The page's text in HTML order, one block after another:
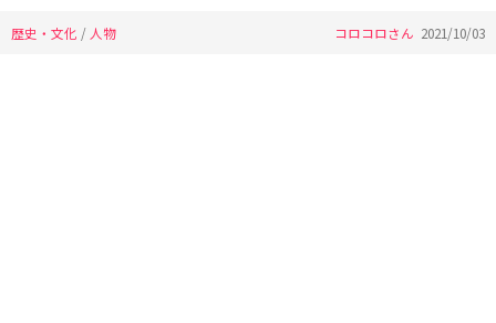
歴史・文化 / 人物 コロコロさん 2021/10/03